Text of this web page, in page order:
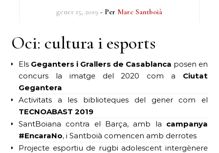
gener 15, 2019 - Per Marc Santboià
Oci: cultura i esports
Els Geganters i Grallers de Casablanca posen en
concurs la imatge del 2020 com a Ciutat
Gegantera
Activitats a les biblioteques del gener com el
TECNOABAST 2019
SantBoiana contra el Barça, amb la campanya
#EncaraNo, i Santboià comencen amb derrotes
Projecte esportiu de rugbi adolescent intergènere